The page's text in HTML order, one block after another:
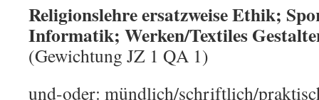
Religionslehre ersatzweise Ethik;
Informatik; Werken/Textiles
(Gewichtung JZ 1 QA 1)
und-oder: mündlich/schriftlich/